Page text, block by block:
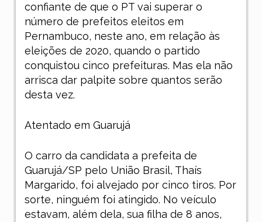
confiante de que o PT vai superar o
número de prefeitos eleitos em
Pernambuco, neste ano, em relação às
eleições de 2020, quando o partido
conquistou cinco prefeituras. Mas ela não
arrisca dar palpite sobre quantos serão
desta vez.
Atentado em Guarujá
O carro da candidata a prefeita de
Guarujá/SP pelo União Brasil, Thaís
Margarido, foi alvejado por cinco tiros. Por
sorte, ninguém foi atingido. No veículo
estavam, além dela, sua filha de 8 anos,